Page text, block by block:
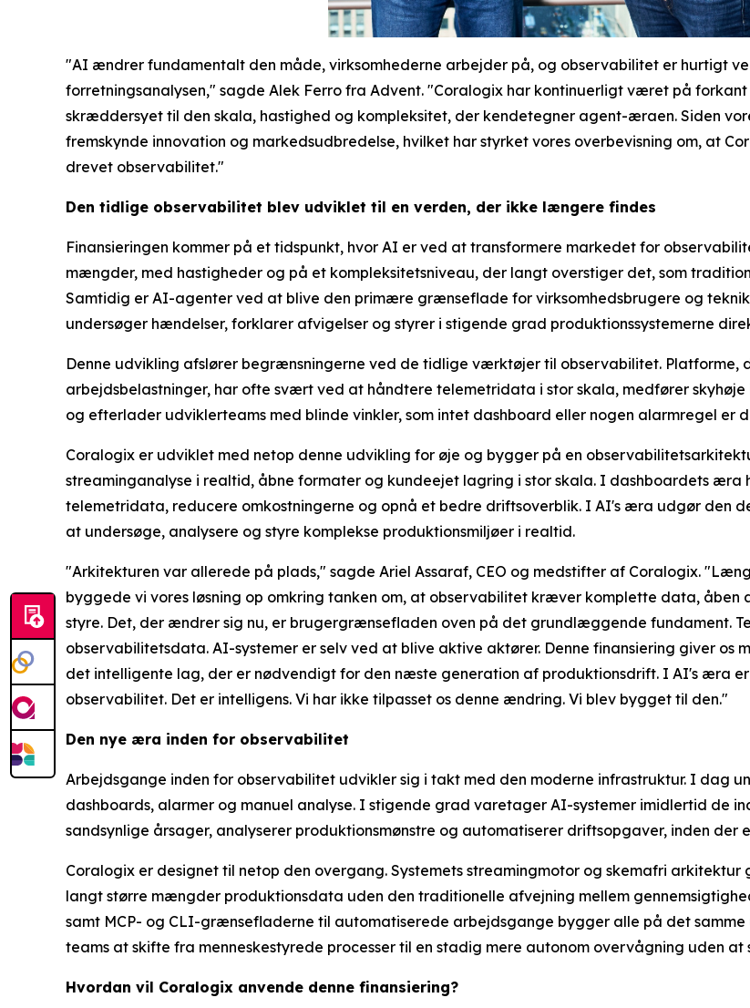
"AI ændrer fundamentalt den måde, virksomhederne arbejder på, og observabilitet er hurtigt
forretningsanalysen," sagde Alek Ferro fra Advent. "Coralogix har kontinuerligt været på
skræddersyet til den skala, hastighed og kompleksitet, der kendetegner agent-æraen. Siden
fremskynde innovation og markedsudbredelse, hvilket har styrket vores overbevisning om, at
drevet observabilitet."
Den tidlige observabilitet blev udviklet til en verden, der ikke længere findes
Finansieringen kommer på et tidspunkt, hvor AI er ved at transformere markedet for
mængder, med hastigheder og på et kompleksitetsniveau, der langt overstiger det, som
Samtidig er AI-agenter ved at blive den primære grænseflade for virksomhedsbrugere og
undersøger hændelser, forklarer afvigelser og styrer i stigende grad produktionssystemerne
Denne udvikling afslører begrænsningerne ved de tidlige værktøjer til observabilitet. Platforme,
arbejdsbelastninger, har ofte svært ved at håndtere telemetridata i stor skala, medfører
og efterlader udviklerteams med blinde vinkler, som intet dashboard eller nogen alarmregel er
Coralogix er udviklet med netop denne udvikling for øje og bygger på en
streaminganalyse i realtid, åbne formater og kundeejet lagring i stor skala. I dashboardets
telemetridata, reducere omkostningerne og opnå et bedre driftsoverblik. I AI's æra udgør den
at undersøge, analysere og styre komplekse produktionsmiljøer i realtid.
"Arkitekturen var allerede på plads," sagde Ariel Assaraf, CEO og medstifter af Coralogix.
byggede vi vores løsning op omkring tanken om, at observabilitet kræver komplette data, åben
styre. Det, der ændrer sig nu, er brugergrænsefladen oven på det grundlæggende fundament.
observabilitetsdata. AI-systemer er selv ved at blive aktive aktører. Denne finansiering giver os
det intelligente lag, der er nødvendigt for den næste generation af produktionsdrift. I AI's æra
observabilitet. Det er intelligens. Vi har ikke tilpasset os denne ændring. Vi blev bygget til den."
Den nye æra inden for observabilitet
Arbejdsgange inden for observabilitet udvikler sig i takt med den moderne infrastruktur. I dag
dashboards, alarmer og manuel analyse. I stigende grad varetager AI-systemer imidlertid de
sandsynlige årsager, analyserer produktionsmønstre og automatiserer driftsopgaver, inden der
Coralogix er designet til netop den overgang. Systemets streamingmotor og skemafri
langt større mængder produktionsdata uden den traditionelle afvejning mellem
samt MCP- og CLI-grænsefladerne til automatiserede arbejdsgange bygger alle på det
teams at skifte fra menneskestyrede processer til en stadig mere autonom overvågning uden
Hvordan vil Coralogix anvende denne finansiering?